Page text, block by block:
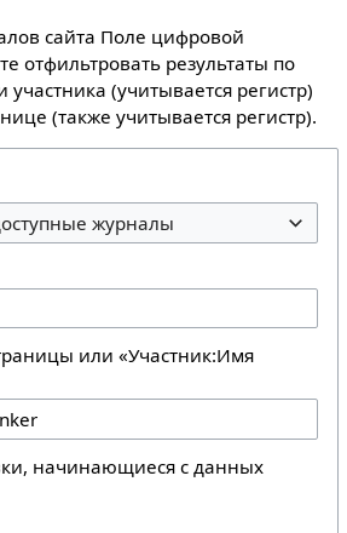
сайта Поле цифровой
отфильтровать результаты по
(учитывается регистр)
(также учитывается регистр).
журналы
или «Участник:Имя
начинающиеся с данных